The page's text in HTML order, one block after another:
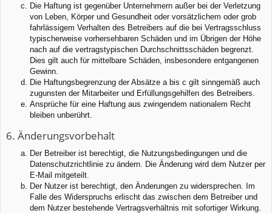
Die Haftung ist gegenüber Unternehmern außer bei der Verletzung
von Leben, Körper und Gesundheit oder vorsätzlichem oder grob
fahrlässigem Verhalten des Betreibers auf die bei Vertragsschluss
typischerweise vorhersehbaren Schäden und im Übrigen der Höhe
nach auf die vertragstypischen Durchschnittsschäden begrenzt.
Dies gilt auch für mittelbare Schäden, insbesondere entgangenen
Gewinn.
Die Haftungsbegrenzung der Absätze a bis c gilt sinngemäß auch
zugunsten der Mitarbeiter und Erfüllungsgehilfen des Betreibers.
Ansprüche für eine Haftung aus zwingendem nationalem Recht
bleiben unberührt.
6. Änderungsvorbehalt
Der Betreiber ist berechtigt, die Nutzungsbedingungen und die
Datenschutzrichtlinie zu ändern. Die Änderung wird dem Nutzer per
E-Mail mitgeteilt.
Der Nutzer ist berechtigt, den Änderungen zu widersprechen. Im
Falle des Widerspruchs erlischt das zwischen dem Betreiber und
dem Nutzer bestehende Vertragsverhältnis mit sofortiger Wirkung.